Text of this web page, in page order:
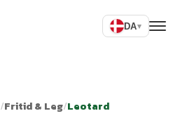
DA▾
/Fritid & Leg/Leotard